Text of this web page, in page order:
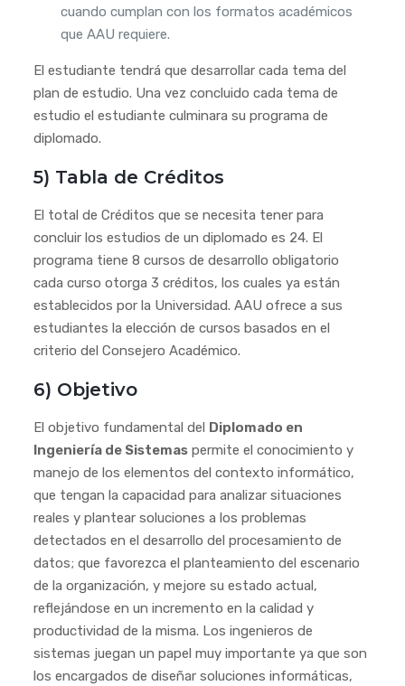
cuando cumplan con los formatos académicos
que AAU requiere.
El estudiante tendrá que desarrollar cada tema del
plan de estudio. Una vez concluido cada tema de
estudio el estudiante culminara su programa de
diplomado.
5) Tabla de Créditos
El total de Créditos que se necesita tener para
concluir los estudios de un diplomado es 24. El
programa tiene 8 cursos de desarrollo obligatorio
cada curso otorga 3 créditos, los cuales ya están
establecidos por la Universidad. AAU ofrece a sus
estudiantes la elección de cursos basados en el
criterio del Consejero Académico.
6) Objetivo
El objetivo fundamental del Diplomado en
Ingeniería de Sistemaspermite el conocimiento y
manejo de los elementos del contexto informático,
que tengan la capacidad para analizar situaciones
reales y plantear soluciones a los problemas
detectados en el desarrollo del procesamiento de
datos; que favorezca el planteamiento del escenario
de la organización, y mejore su estado actual,
reflejándose en un incremento en la calidad y
productividad de la misma. Los ingenieros de
sistemas juegan un papel muy importante ya que son
los encargados de diseñar soluciones informáticas,